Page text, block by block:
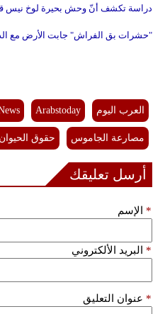
دراسة تكشف أنّ وحش بحيرة لوخ نيس قد
"حشرات بق الفراش" جابت الأرض مع الديناصورات
العرب اليوم Arabstoday
مصارعة الجاموس حقوق الحيوان
أرسل تعليقك
الإسم *
البريد الألكتروني *
عنوان التعليق *